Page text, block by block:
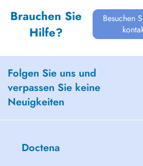
Brauchen Sie
Hilfe?
Besuchen
Folgen Sie uns und
verpassen Sie keine
Neuigkeiten
Doctena